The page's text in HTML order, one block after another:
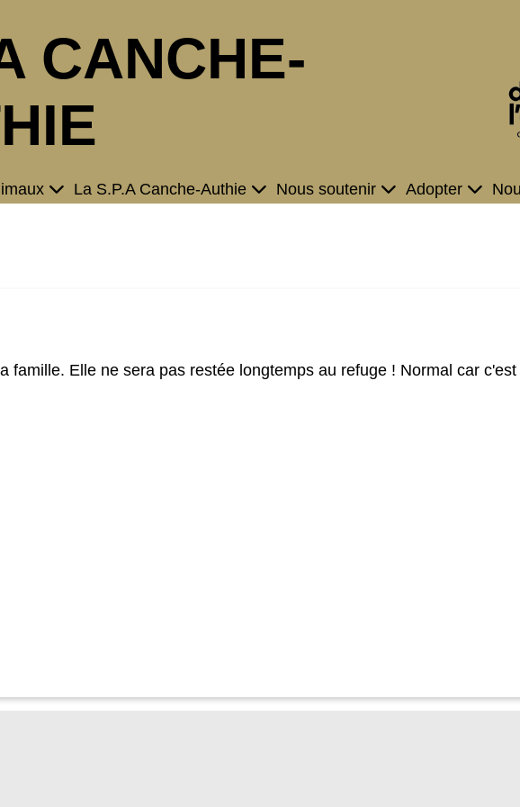
CANCHE-
La S.P.A Canche-Authie Nous soutenir Adopter
famille. Elle ne sera pas restée longtemps au refuge ! Normal car